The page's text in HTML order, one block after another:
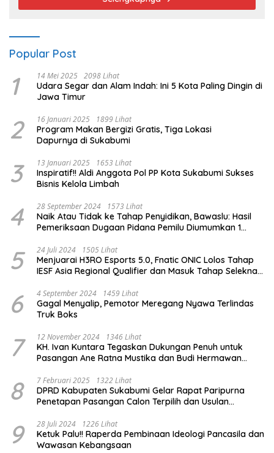
Popular Post
1 14 Mei 2025 2098 Lihat
Udara Segar dan Alam Indah: Ini 5 Kota Paling Dingin di
Jawa Timur
2 16 Januari 2025 1899 Lihat
Program Makan Bergizi Gratis, Tiga Lokasi
Dapurnya di Sukabumi
3 13 Januari 2025 1653 Lihat
Inspiratif!! Aldi Anggota Pol PP Kota Sukabumi Sukses
Bisnis Kelola Limbah
4 28 September 2024 1573 Lihat
Naik Atau Tidak ke Tahap Penyidikan, Bawaslu: Hasil
Pemeriksaan Dugaan Pidana Pemilu Diumumkan 1
5 24 Juli 2024 1505 Lihat
Menjuarai H3RO Esports 5.0, Fnatic ONIC Lolos Tahap
IESF Asia Regional Qualifier dan Masuk Tahap Seleknas
6 4 September 2024 1459 Lihat
Gagal Menyalip, Pemotor Meregang Nyawa Terlindas
Truk Boks
7 12 November 2024 1346 Lihat
KH. Ivan Kuntara Tegaskan Dukungan Penuh untuk
Pasangan Ane Ratna Mustika dan Budi Hermawan
8 7 Februari 2025 1322 Lihat
DPRD Kabupaten Sukabumi Gelar Rapat Paripurna
Penetapan Pasangan Calon Terpilih dan Usulan
9 28 Juli 2024 1226 Lihat
Ketuk Palu!! Raperda Pembinaan Ideologi Pancasila dan
Wawasan Kebangsaan